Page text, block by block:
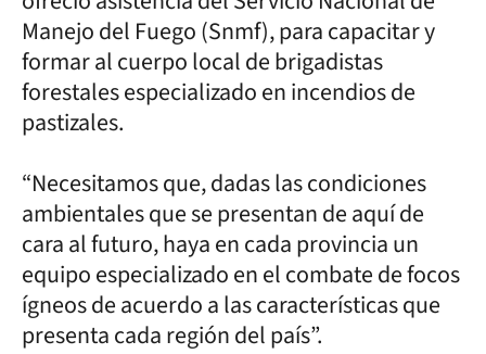
Manejo del Fuego (Snmf), para capacitar y
formar al cuerpo local de brigadistas
forestales especializado en incendios de
pastizales.
“Necesitamos que, dadas las condiciones
ambientales que se presentan de aquí de
cara al futuro, haya en cada provincia un
equipo especializado en el combate de focos
ígneos de acuerdo a las características que
presenta cada región del país”.